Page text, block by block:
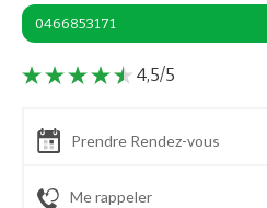
0466853171
4,5/5
Prendre Rendez-vous
Me rappeler